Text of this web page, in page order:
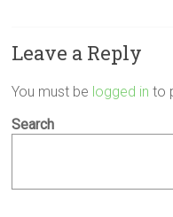
Leave a Reply
You must be logged in to
Search